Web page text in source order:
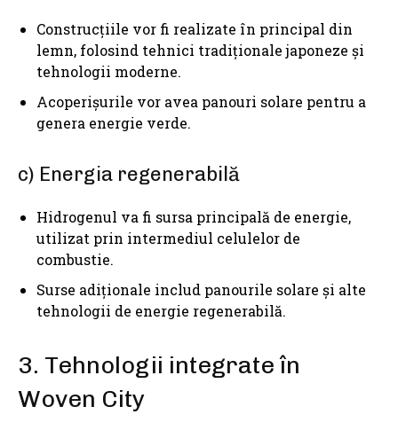
Construcțiile vor fi realizate în principal din
lemn, folosind tehnici tradiționale japoneze și
tehnologii moderne.
Acoperișurile vor avea panouri solare pentru a
genera energie verde.
c) Energia regenerabilă
Hidrogenul va fi sursa principală de energie,
utilizat prin intermediul celulelor de
combustie.
Surse adiționale includ panourile solare și alte
tehnologii de energie regenerabilă.
3. Tehnologii integrate în
Woven City